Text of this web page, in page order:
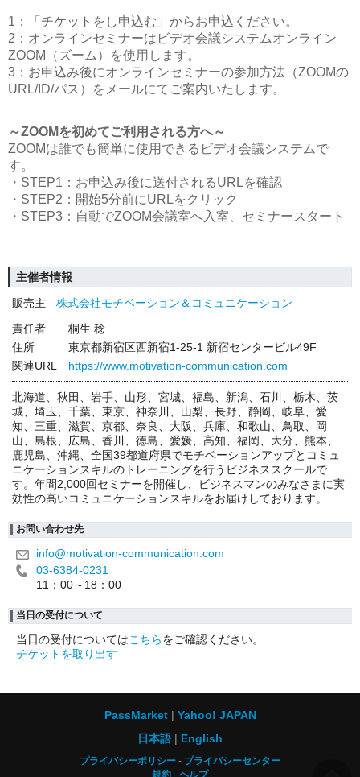
1：「チケットをし申込む」からお申込ください。
2：オンラインセミナーはビデオ会議システムオンライン
ZOOM（ズーム）を使用します。
3：お申込み後にオンラインセミナーの参加方法（ZOOMの
URL/ID/パス）をメールにてご案内いたします。
～ZOOMを初めてご利用される方へ～
ZOOMは誰でも簡単に使用できるビデオ会議システムで
す。
・STEP1：お申込み後に送付されるURLを確認
・STEP2：開始5分前にURLをクリック
・STEP3：自動でZOOM会議室へ入室、セミナースタート
主催者情報
販売主
株式会社モチベーション＆コミュニケーション
責任者
桐生 稔
住所
東京都新宿区西新宿1-25-1 新宿センタービル49F
関連URL
https://www.motivation-communication.com
北海道、秋田、岩手、山形、宮城、福島、新潟、石川、栃木、茨
城、埼玉、千葉、東京、神奈川、山梨、長野、静岡、岐阜、愛
知、三重、滋賀、京都、奈良、大阪、兵庫、和歌山、鳥取、岡
山、島根、広島、香川、徳島、愛媛、高知、福岡、大分、熊本、
鹿児島、沖縄、全国39都道府県でモチベーションアップとコミュ
ニケーションスキルのトレーニングを行うビジネススクールで
す。年間2,000回セミナーを開催し、ビジネスマンのみなさまに実
効性の高いコミュニケーションスキルをお届けしております。
お問い合わせ先
info@motivation-communication.com
03-6384-0231
11：00～18：00
当日の受付について
当日の受付についてはこちらをご確認ください。
チケットを取り出す
PassMarket
Yahoo! JAPAN
日本語
English
プライバシーポリシー
プライバシーセンター
規約
ヘルプ